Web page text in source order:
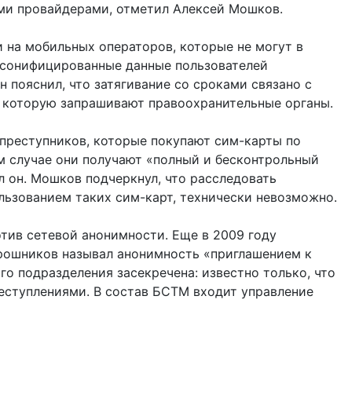
провайдерами, отметил Алексей Мошков.
мобильных операторов, которые не могут в
данные пользователей
пояснил, что затягивание со сроками связано с
запрашивают правоохранительные органы.
которые покупают сим-карты по
они получают «полный и бесконтрольный
он. Мошков подчеркнул, что расследовать
таких сим-карт, технически невозможно.
сетевой анонимности. Еще в 2009 году
называл анонимность «приглашением к
подразделения засекречена: известно только, что
В состав БСТМ входит управление